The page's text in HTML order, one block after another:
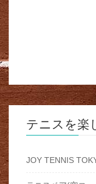
テニスを楽
JOY TENNIS